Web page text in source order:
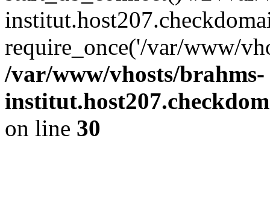
require_once('/var/www/
/var/www/vhosts/brahms-
on line 30